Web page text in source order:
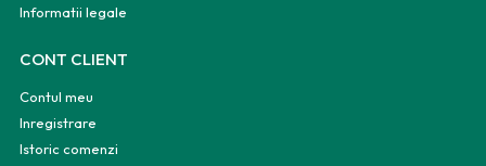
Informatii legale
CONT CLIENT
Contul meu
Inregistrare
Istoric comenzi